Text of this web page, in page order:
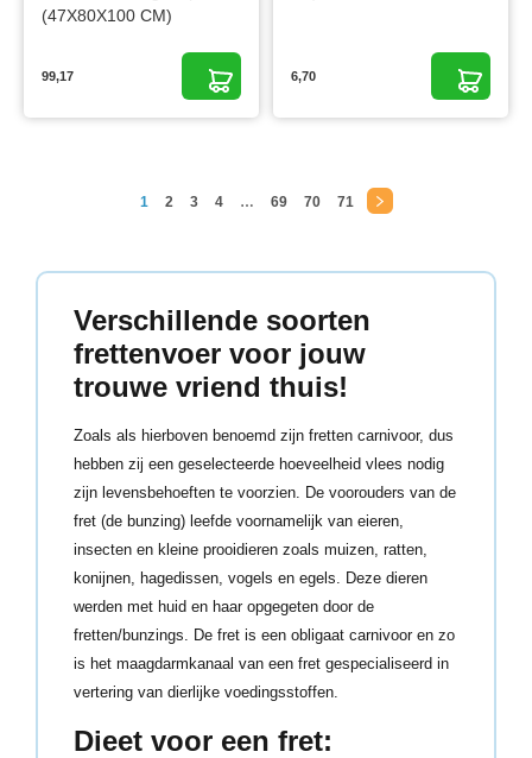
(47X80X100 CM)
99,17 6,70
1 2 3 4 … 69 70 71 →
Verschillende soorten
frettenvoer voor jouw
trouwe vriend thuis!
Zoals als hierboven benoemd zijn fretten carnivoor, dus
hebben zij een geselecteerde hoeveelheid vlees nodig
zijn levensbehoeften te voorzien. De voorouders van de
fret (de bunzing) leefde voornamelijk van eieren,
insecten en kleine prooidieren zoals muizen, ratten,
konijnen, hagedissen, vogels en egels. Deze dieren
werden met huid en haar opgegeten door de
fretten/bunzings. De fret is een obligaat carnivoor en zo
is het maagdarmkanaal van een fret gespecialiseerd in
vertering van dierlijke voedingsstoffen.
Dieet voor een fret: